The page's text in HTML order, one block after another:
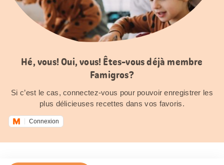
Hé, vous! Oui, vous! Êtes-vous déjà membre
Famigros?
Si c’est le cas, connectez-vous pour pouvoir enregistrer les
plus délicieuses recettes dans vos favoris.
Connexion